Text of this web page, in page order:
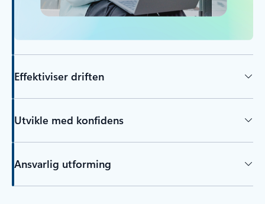
Effektiviser driften
Utvikle med konfidens
Ansvarlig utforming